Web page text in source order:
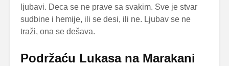
ljubavi. Deca se ne prave sa svakim. Sve je stvar
sudbine i hemije, ili se desi, ili ne. Ljubav se ne
traži, ona se dešava.
Podržaću Lukasa na Marakani